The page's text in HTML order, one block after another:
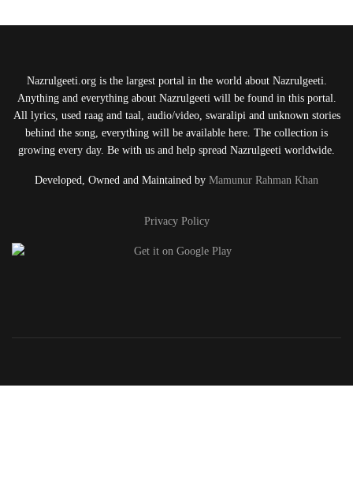
Nazrulgeeti.org is the largest portal in the world about Nazrulgeeti.
Anything and everything about Nazrulgeeti will be found in this portal.
All lyrics, used raag and taal, audio/video, swaralipi and unknown stories
behind the song, everything will be available here. The collection is
growing every day. Be with us and help spread Nazrulgeeti worldwide.
Developed, Owned and Maintained by Mamunur Rahman Khan
Privacy Policy